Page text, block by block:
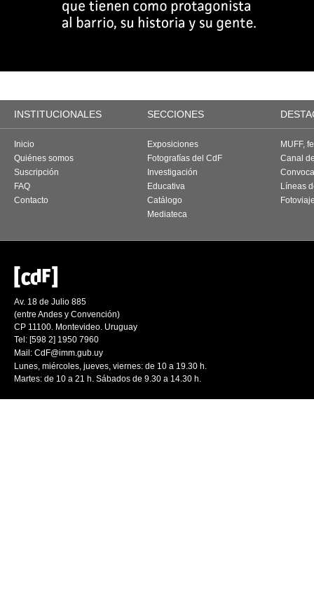
INSTITUCIONALES SECCIONES
Inicio
Quiénes somos
Suscripción
FAQ
Contacto
Exposiciones
Fotografías del CdF
Investigación
Educativa
Catálogo
Mediateca
MUFF,
Canal
Líneas
Av. 18 de Julio 885
(entre Andes y Convención)
CP 11100. Montevideo. Uruguay
Tel: [598 2] 1950 7960
Mail: CdF@imm.gub.uy
Lunes, miércoles, jueves, viernes: de 10 a 19.30 h.
Martes: de 10 a 21 h. Sábados de 9.30 a 14.30 h.